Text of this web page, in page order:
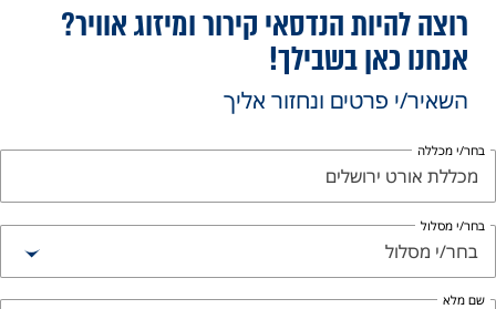
רוצה להיות הנדסאי קירור ומיזוג אוויר?
אנחנו כאן בשבילך!
השאיר/י פרטים ונחזור אליך
י מכללה
מכללת אורט ירושלים
י מסלול
בחר/י מסלול
מלא